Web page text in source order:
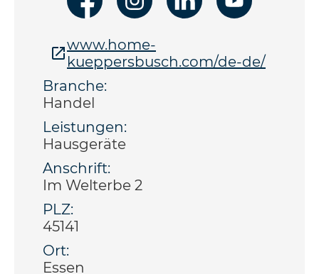
www.home-
kueppersbusch.com/de-de/
Branche:
Handel
Leistungen:
Hausgeräte
Anschrift:
Im Welterbe 2
PLZ:
45141
Ort:
Essen